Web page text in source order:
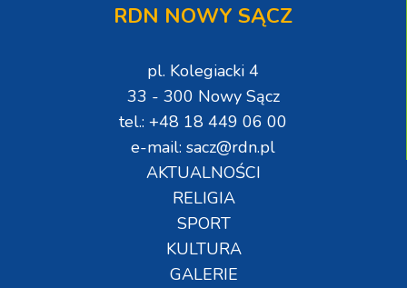
RDN NOWY SĄCZ
pl. Kolegiacki 4
33 - 300 Nowy Sącz
tel.: +48 18 449 06 00
e-mail: sacz@rdn.pl
AKTUALNOŚCI
RELIGIA
SPORT
KULTURA
GALERIE